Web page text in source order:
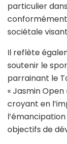
particulier
sociétale
Il reflète
soutenir le
parrainant le
« Jasmin Open
croyant en
objectifs de